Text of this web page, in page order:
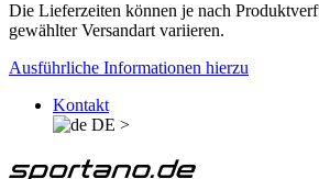
Die Lieferzeiten können je nach
gewählter Versandart variieren.
Ausführliche Informationen hierzu
Kontakt
DE >